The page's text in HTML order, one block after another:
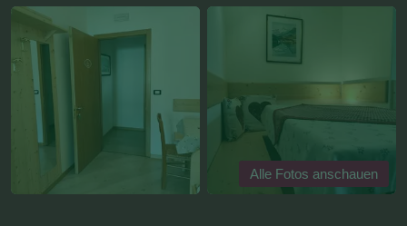
Alle Fotos anschauen